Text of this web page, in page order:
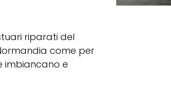
riparati del
come per
imbiancano e